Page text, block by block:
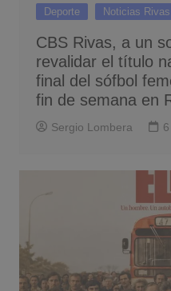
Deporte Noticias
CBS Rivas, a un
revalidar el título
final del sófbol
fin de semana en
Sergio Lombera